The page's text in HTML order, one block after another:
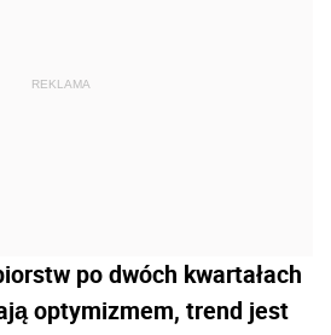
REKLAMA
po dwóch kwartałach
optymizmem, trend jest